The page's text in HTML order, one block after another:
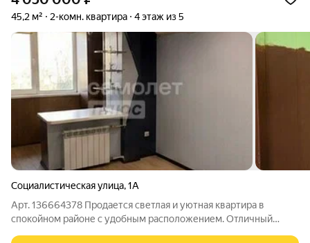
45,2 м² 2-комн. квартира 4 этаж из 5
Социалистическая улица,1А
Арт. 136664378 Продается светлая и уютная квартира в
спокойном районе с удобным расположением. Отличный